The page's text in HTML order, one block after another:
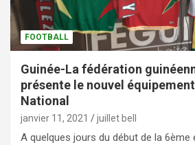
FOOTBALL
Guinée-La fédération
présente le nouvel
National
janvier 11, 2021 juillet bell
A quelques jours du début de la 6ème